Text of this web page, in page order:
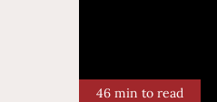
46 min to read